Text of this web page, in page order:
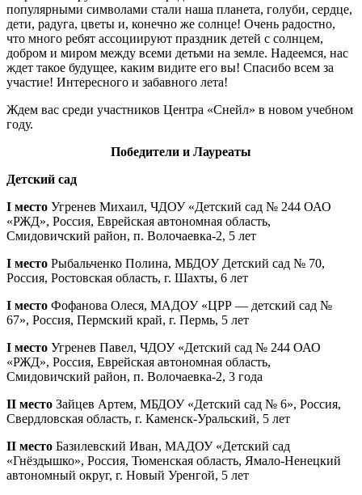
популярными символами стали наша планета, голуби, сердце,
дети, радуга, цветы и, конечно же солнце! Очень радостно,
что много ребят ассоциируют праздник детей с солнцем,
добром и миром между всеми детьми на земле. Надеемся, нас
ждет такое будущее, каким видите его вы! Спасибо всем за
участие! Интересного и забавного лета!
Ждем вас среди участников Центра «Снейл» в новом учебном
году.
Победители и Лауреаты
Детский сад
I место Угренев Михаил, ЧДОУ «Детский сад № 244 ОАО
«РЖД», Россия, Еврейская автономная область,
Смидовичский район, п. Волочаевка-2, 5 лет
I место Рыбальченко Полина, МБДОУ Детский сад № 70,
Россия, Ростовская область, г. Шахты, 6 лет
I место Фофанова Олеся, МАДОУ «ЦРР — детский сад №
67», Россия, Пермский край, г. Пермь, 5 лет
I место Угренев Павел, ЧДОУ «Детский сад № 244 ОАО
«РЖД», Россия, Еврейская автономная область,
Смидовичский район, п. Волочаевка-2, 3 года
II место Зайцев Артем, МБДОУ «Детский сад № 6», Россия,
Свердловская область, г. Каменск-Уральский, 5 лет
II место Базилевский Иван, МАДОУ «Детский сад
«Гнёздышко», Россия, Тюменская область, Ямало-Ненецкий
автономный округ, г. Новый Уренгой, 5 лет